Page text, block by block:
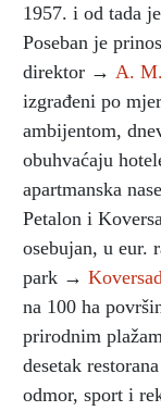
1957. i od tada
Poseban je
direktor → A.
izgrađeni po
ambijentom,
obuhvaćaju
apartmanska
Petalon i
osebujan, u eur.
park →
na 100 ha
prirodnim
desetak
odmor, sport i